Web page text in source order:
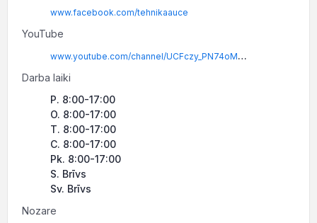
www.facebook.com/tehnikaauce
YouTube
www.youtube.com/channel/UCFczy_PN74oM1YToBZ_ARFw
Darba laiki
P. 8:00-17:00
O. 8:00-17:00
T. 8:00-17:00
C. 8:00-17:00
Pk. 8:00-17:00
S. Brīvs
Sv. Brīvs
Nozare